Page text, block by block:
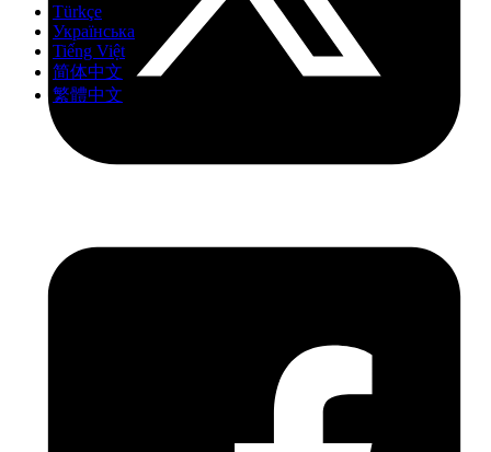
Türkçe
Українська
Tiếng Việt
简体中文
繁體中文